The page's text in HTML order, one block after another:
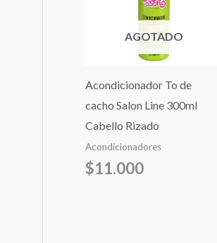
AGOTADO
Acondicionador To de
cacho Salon Line 300ml
Cabello Rizado
Acondicionadores
$11.000